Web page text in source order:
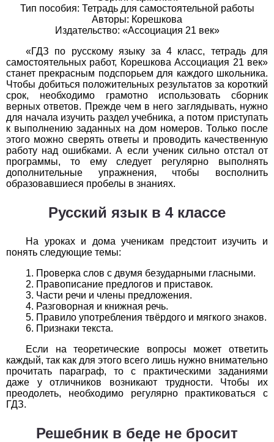
История
2 3 4 5 6 7 8 9 10
11
Литература
1
2 3 4 5 6 8 9 10
11
Математика
1
2 3 4 5 6 7 8 9 10
11
Немецкий язык
1
2 3 4 5
Обществоведение
2 3 4 5 6 7
Окружающий мир
1
2 3 4 5 6 7 8 9 10
11
Русский язык
1
Технология
Тип пособия: Тетрадь для самостоятельной работы
Авторы: Корешкова
Издательство: «Ассоциация 21 век»
«ГДЗ по русскому языку за 4 класс, тетрадь для
самостоятельных работ, Корешкова Ассоциация 21 век»
станет прекрасным подспорьем для каждого школьника.
Чтобы добиться положительных результатов за короткий
срок, необходимо грамотно использовать сборник
верных ответов. Прежде чем в него заглядывать, нужно
для начала изучить раздел учебника, а потом приступать
к выполнению заданных на дом номеров. Только после
этого можно сверять ответы и проводить качественную
работу над ошибками. А если ученик сильно отстал от
программы, то ему следует регулярно выполнять
дополнительные упражнения, чтобы восполнить
образовавшиеся пробелы в знаниях.
Русский язык в 4 классе
На уроках и дома ученикам предстоит изучить и
понять следующие темы:
Проверка слов с двумя безударными гласными.
Правописание предлогов и приставок.
Части речи и члены предложения.
Разговорная и книжная речь.
Правило употребления твёрдого и мягкого знаков.
Признаки текста.
Если на теоретические вопросы может ответить
каждый, так как для этого всего лишь нужно внимательно
прочитать параграф, то с практическими заданиями
даже у отличников возникают трудности. Чтобы их
преодолеть, необходимо регулярно практиковаться с
ГДЗ.
Решебник в беде не бросит